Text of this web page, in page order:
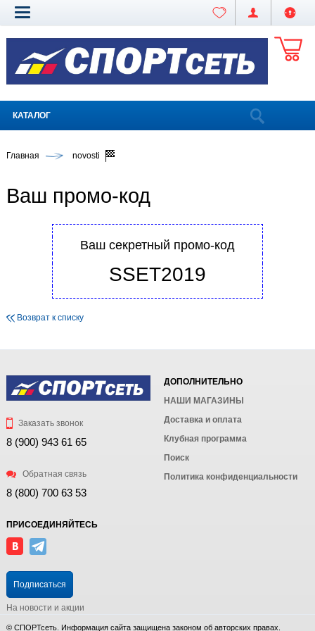
КАТАЛОГ
Главная novosti
Ваш промо-код
Ваш секретный промо-код
SSET2019
Возврат к списку
Заказать звонок
8 (900) 943 61 65
Обратная связь
8 (800) 700 63 53
ДОПОЛНИТЕЛЬНО
НАШИ МАГАЗИНЫ
Доставка и оплата
Клубная программа
Поиск
Политика конфиденциальности
ПРИСОЕДИНЯЙТЕСЬ
Подписаться
На новости и акции
© СПОРТсеть. Информация сайта защищена законом об авторских правах.